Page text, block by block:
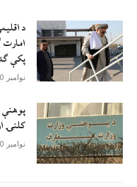
د
پکې
نوامبر 10, 2024
کلنۍ
نوامبر 10, 2024